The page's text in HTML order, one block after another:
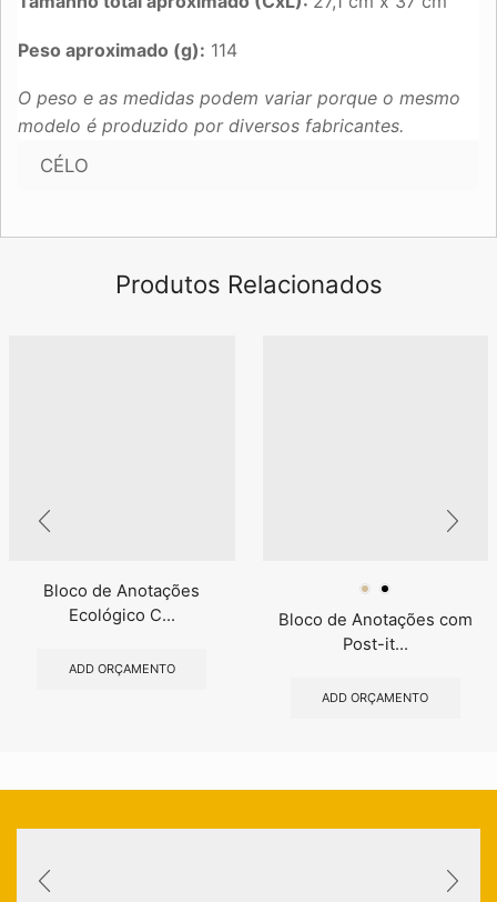
Peso aproximado (g): 114
O peso e as medidas podem variar porque o mesmo
modelo é produzido por diversos fabricantes.
CÉLO
Produtos Relacionados
Bloco de Anotações
Ecológico C...
ADD ORÇAMENTO
Bloco de Anotações com
Post-it...
ADD ORÇAMENTO